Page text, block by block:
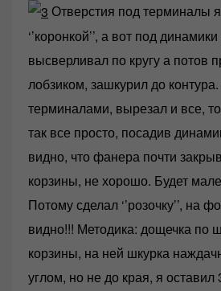
Отверстия под терминалы
‘’коронкой’’, а вот под динамики
высверливал по кругу а потов
лобзиком, зашкурил до
терминалами, вырезал и все,
так все просто, посадив
видно, что фанера почти
корзины, не хорошо. Будет
Потому сделал ‘’розочку’’, на
видно!!! Методика: дощечка по
корзины, на ней шкурка
углом, но не до края, я